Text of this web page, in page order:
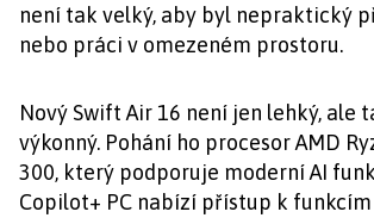
není tak velký, aby byl nepraktický
nebo práci v omezeném prostoru.
Nový Swift Air 16 není jen lehký, ale
výkonný. Pohání ho procesor AMD
300, který podporuje moderní AI
Copilot+ PC nabízí přístup k